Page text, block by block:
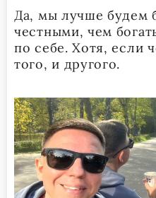
Да, мы лучше будем
честными, чем
по себе. Хотя, если
того, и другого.